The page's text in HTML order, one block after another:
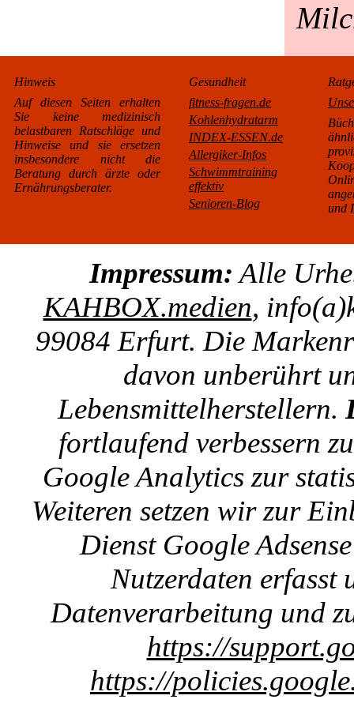
Hinweis
Auf diesen Seiten erhalten
Sie keine medizinisch
belastbaren Ratschläge und
Hinweise und sie ersetzen
insbesondere nicht die
Beratung durch ärzte oder
Ernährungsberater.
Gesundheit
fitness-fragen.de
Kohlenhydratarm
INDEX-ESSEN.de
Allergiker-Infos
Schwimmtraining
effektiv
Senioren-Blog
und
Impressum: Alle
KAHBOX.medien,
99084 Erfurt. Die
davon unberührt
Lebensmittelherstellern.
fortlaufend verbessern
Google Analytics zur
Weiteren setzen wir zur
Dienst Google
Nutzerdaten erfasst
Datenverarbeitung und
https://
https://